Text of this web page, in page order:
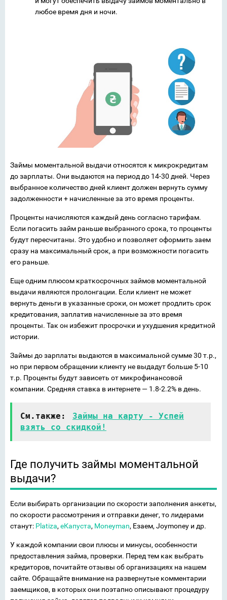
любое время дня и ночи.
Займы моментальной выдачи относятся к микрокредитам
до зарплаты. Они выдаются на период до 14-30 дней. Через
выбранное количество дней клиент должен вернуть сумму
задолженности + начисленные за это время проценты.
Проценты начисляются каждый день согласно тарифам.
Если погасить займ раньше выбранного срока, то проценты
будут пересчитаны. Это удобно и позволяет оформить заем
сразу на максимальный срок, а при возможности погасить
его раньше.
Еще одним плюсом краткосрочных займов моментальной
выдачи являются пролонгации. Если клиент не может
вернуть деньги в указанные сроки, он может продлить срок
кредитования, заплатив начисленные за это время
проценты. Так он избежит просрочки и ухудшения кредитной
истории.
Займы до зарплаты выдаются в максимальной сумме 30 т.р.,
но при первом обращении клиенту не выдадут больше 5-10
т.р. Проценты будут зависеть от микрофинансовой
компании. Средняя ставка в интернете — 1.8-2.2% в день.
См.также:
Займы на карту - Успей
взять со скидкой!
Где получить займы моментальной
выдачи?
Если выбирать организации по скорости заполнения анкеты,
по скорости рассмотрения и отправки денег, то лидерами
станут: Platiza, еКапуста, Moneyman, Езаем, Joymoney и др.
У каждой компании свои плюсы и минусы, особенности
предоставления займа, проверки. Перед тем как выбрать
кредиторов, почитайте отзывы об организациях на нашем
сайте. Обращайте внимание на развернутые комментарии
заемщиков, в которых они поэтапно описывают процедуру